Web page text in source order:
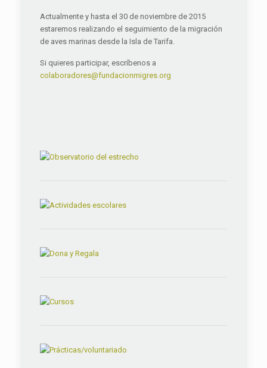
Actualmente y hasta el 30 de noviembre de 2015
estaremos realizando el seguimiento de la migración
de aves marinas desde la Isla de Tarifa.
Si quieres participar, escríbenos a
colaboradores@fundacionmigres.org